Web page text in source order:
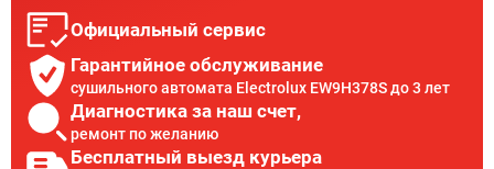
Официальный сервис
Гарантийное обслуживание
сушильного автомата Electrolux EW9H378S до 3 лет
Диагностика за наш счет,
ремонт по желанию
Бесплатный выезд курьера